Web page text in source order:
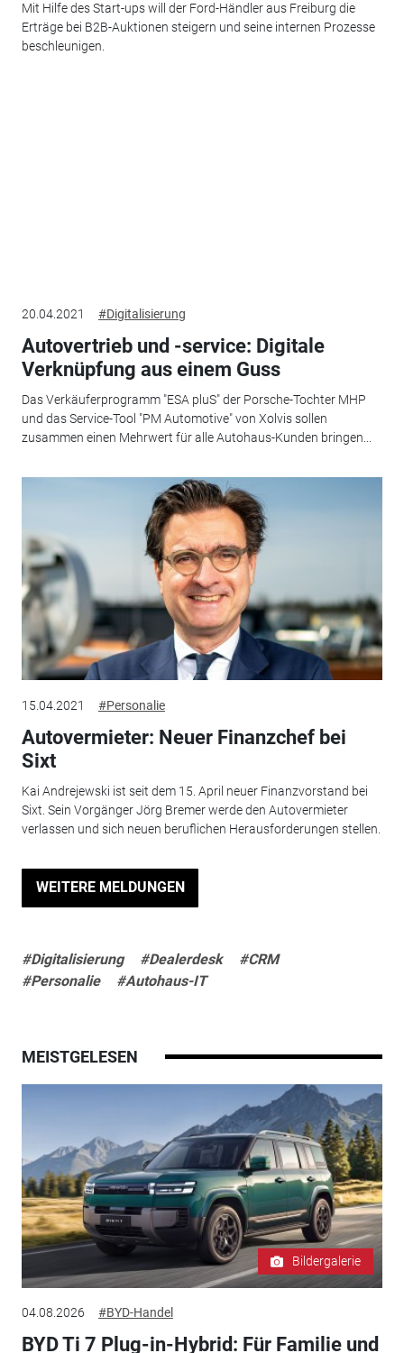
Mit Hilfe des Start-ups will der Ford-Händler aus Freiburg die
Erträge bei B2B-Auktionen steigern und seine internen Prozesse
beschleunigen.
20.04.2021 #Digitalisierung
Autovertrieb und -service: Digitale
Verknüpfung aus einem Guss
Das Verkäuferprogramm "ESA pluS" der Porsche-Tochter MHP
und das Service-Tool "PM Automotive" von Xolvis sollen
zusammen einen Mehrwert für alle Autohaus-Kunden bringen...
15.04.2021 #Personalie
Autovermieter: Neuer Finanzchef bei
Sixt
Kai Andrejewski ist seit dem 15. April neuer Finanzvorstand bei
Sixt. Sein Vorgänger Jörg Bremer werde den Autovermieter
verlassen und sich neuen beruflichen Herausforderungen stellen.
WEITERE MELDUNGEN
#Digitalisierung #Dealerdesk
#CRM
#Personalie
#Autohaus-IT
MEISTGELESEN
Bildergalerie
04.08.2026 #BYD-Handel
BYD Ti 7 Plug-in-Hybrid: Für Familie und